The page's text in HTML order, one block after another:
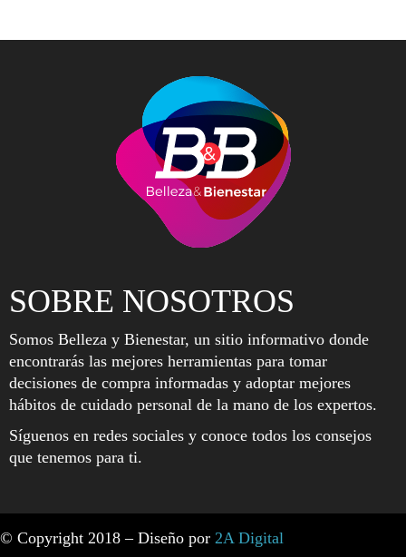
SOBRE NOSOTROS
Somos Belleza y Bienestar, un sitio informativo donde
encontrarás las mejores herramientas para tomar
decisiones de compra informadas y adoptar mejores
hábitos de cuidado personal de la mano de los expertos.
Síguenos en redes sociales y conoce todos los consejos
que tenemos para ti.
© Copyright 2018 – Diseño por 2A Digital